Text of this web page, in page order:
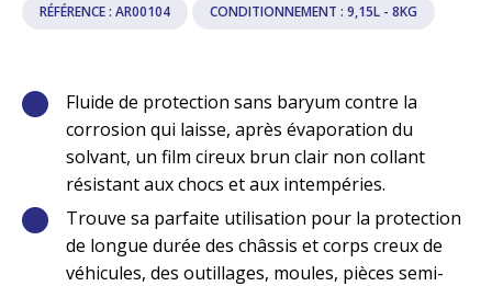
RÉFÉRENCE : AR00104 CONDITIONNEMENT : 9,15L - 8KG
Fluide de protection sans baryum contre la
corrosion qui laisse, après évaporation du
solvant, un film cireux brun clair non collant
résistant aux chocs et aux intempéries.
Trouve sa parfaite utilisation pour la protection
de longue durée des châssis et corps creux de
véhicules, des outillages, moules, pièces semi-